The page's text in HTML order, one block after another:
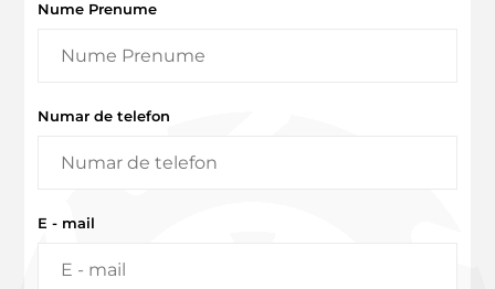
Nume Prenume
Numar de telefon
E - mail